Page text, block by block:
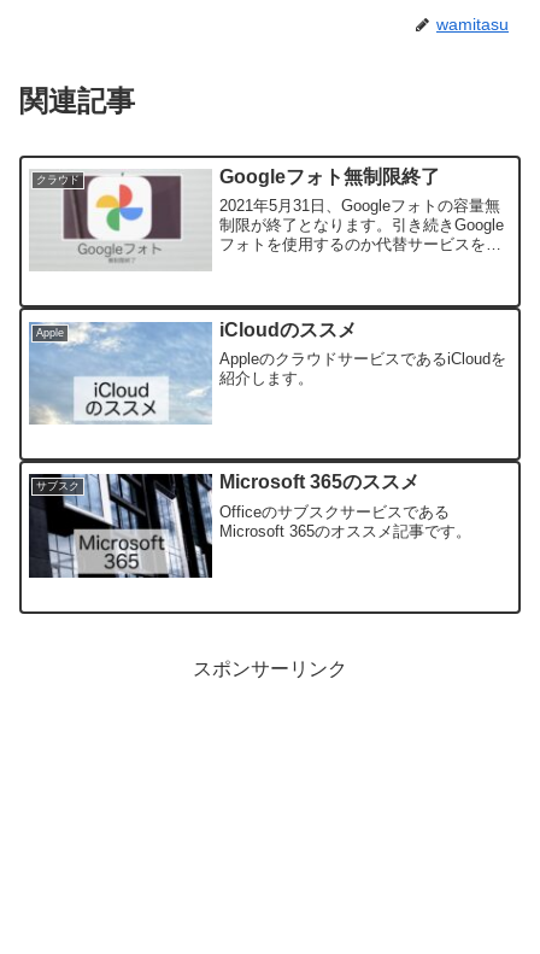
wamitasu
関連記事
クラウド Googleフォト無制限終了
2021年5月31日、Googleフォトの容量無
制限が終了となります。引き続きGoogle
フォトを使用するのか代替サービスを使
Apple iCloudのススメ
AppleのクラウドサービスであるiCloudを
紹介します。
サブスク Microsoft 365のススメ
Officeのサブスクサービスである
Microsoft 365のオススメ記事です。
スポンサーリンク